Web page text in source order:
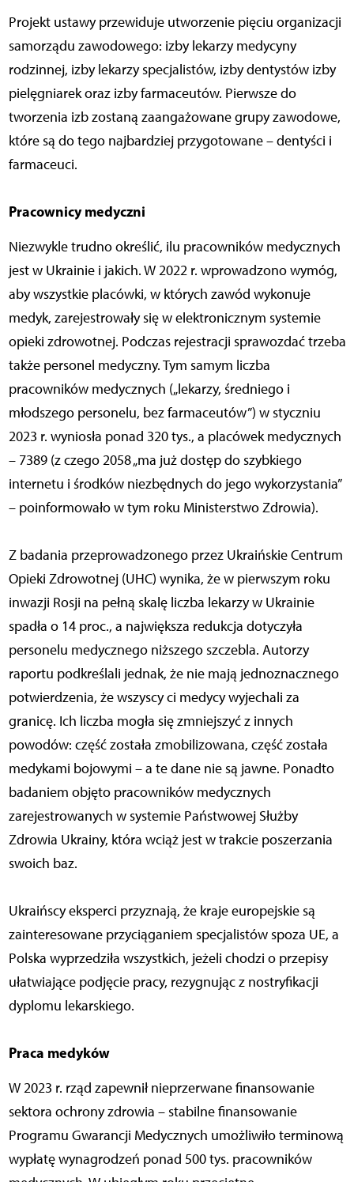
Projekt ustawy przewiduje utworzenie pięciu organizacji
samorządu zawodowego: izby lekarzy medycyny
rodzinnej, izby lekarzy specjalistów, izby dentystów izby
pielęgniarek oraz izby farmaceutów. Pierwsze do
tworzenia izb zostaną zaangażowane grupy zawodowe,
które są do tego najbardziej przygotowane – dentyści i
farmaceuci.
Pracownicy medyczni
Niezwykle trudno określić, ilu pracowników medycznych
jest w Ukrainie i jakich. W 2022 r. wprowadzono wymóg,
aby wszystkie placówki, w których zawód wykonuje
medyk, zarejestrowały się w elektronicznym systemie
opieki zdrowotnej. Podczas rejestracji sprawozdać trzeba
także personel medyczny. Tym samym liczba
pracowników medycznych („lekarzy, średniego i
młodszego personelu, bez farmaceutów”) w styczniu
2023 r. wyniosła ponad 320 tys., a placówek medycznych
– 7389 (z czego 2058 „ma już dostęp do szybkiego
internetu i środków niezbędnych do jego wykorzystania”
– poinformowało w tym roku Ministerstwo Zdrowia).
Z badania przeprowadzonego przez Ukraińskie Centrum
Opieki Zdrowotnej (UHC) wynika, że w pierwszym roku
inwazji Rosji na pełną skalę liczba lekarzy w Ukrainie
spadła o 14 proc., a największa redukcja dotyczyła
personelu medycznego niższego szczebla. Autorzy
raportu podkreślali jednak, że nie mają jednoznacznego
potwierdzenia, że wszyscy ci medycy wyjechali za
granicę. Ich liczba mogła się zmniejszyć z innych
powodów: część została zmobilizowana, część została
medykami bojowymi – a te dane nie są jawne. Ponadto
badaniem objęto pracowników medycznych
zarejestrowanych w systemie Państwowej Służby
Zdrowia Ukrainy, która wciąż jest w trakcie poszerzania
swoich baz.
Ukraińscy eksperci przyznają, że kraje europejskie są
zainteresowane przyciąganiem specjalistów spoza UE, a
Polska wyprzedziła wszystkich, jeżeli chodzi o przepisy
ułatwiające podjęcie pracy, rezygnując z nostryfikacji
dyplomu lekarskiego.
Praca medyków
W 2023 r. rząd zapewnił nieprzerwane finansowanie
sektora ochrony zdrowia – stabilne finansowanie
Programu Gwarancji Medycznych umożliwiło terminową
wypłatę wynagrodzeń ponad 500 tys. pracowników